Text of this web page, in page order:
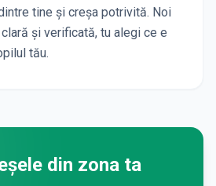
tine și creșa potrivită. Noi
și verificată, tu alegi ce e
tău.
din zona ta